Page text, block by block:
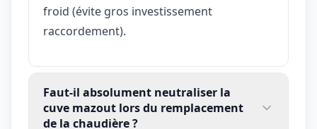
froid (évite gros investissement
raccordement).
Faut-il absolument neutraliser la
cuve mazout lors du remplacement
de la chaudière ?